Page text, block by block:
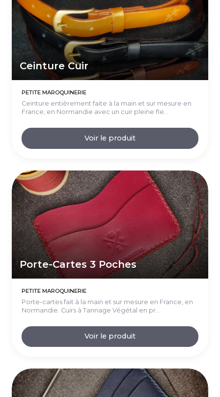
Ceinture Cuir
PETITE MAROQUINERIE
Ceinture entièrement faite à la main et sur mesure en
France, en Normandie avec un cuir pleine fle...
Voir le produit
Porte-Cartes 3 Poches
PETITE MAROQUINERIE
Porte-cartes fait à la main et sur mesure en France, en
Normandie. Cuirs à Tannage Végétal en pr...
Voir le produit